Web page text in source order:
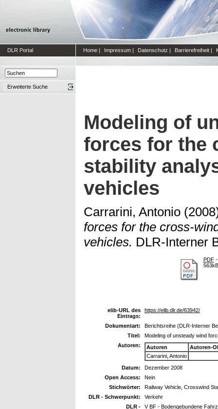
DLR Portal Home | Impressum | Datenschutz | Barrierefreiheit |
Erweiterte Suche
Modeling of
forces for the
stability
vehicles
Carrarini, Antonio
forces for the cross-
vehicles. DLR-Interner
PDF-
563kB
elib-URL des
Eintrags:
https://elib.dlr.de/63942/
Dokumentart:
Berichtsreihe (DLR-Interner
Titel:
Modeling of unsteady wind
Autoren:
Autoren
Autoren-
Carrarini, Antonio
Datum:
Dezember 2008
Open Access:
Nein
Stichwörter:
Railway Vehicle, Crosswind
DLR - Schwerpunkt:
Verkehr
DLR -
V BF - Bodengebundene